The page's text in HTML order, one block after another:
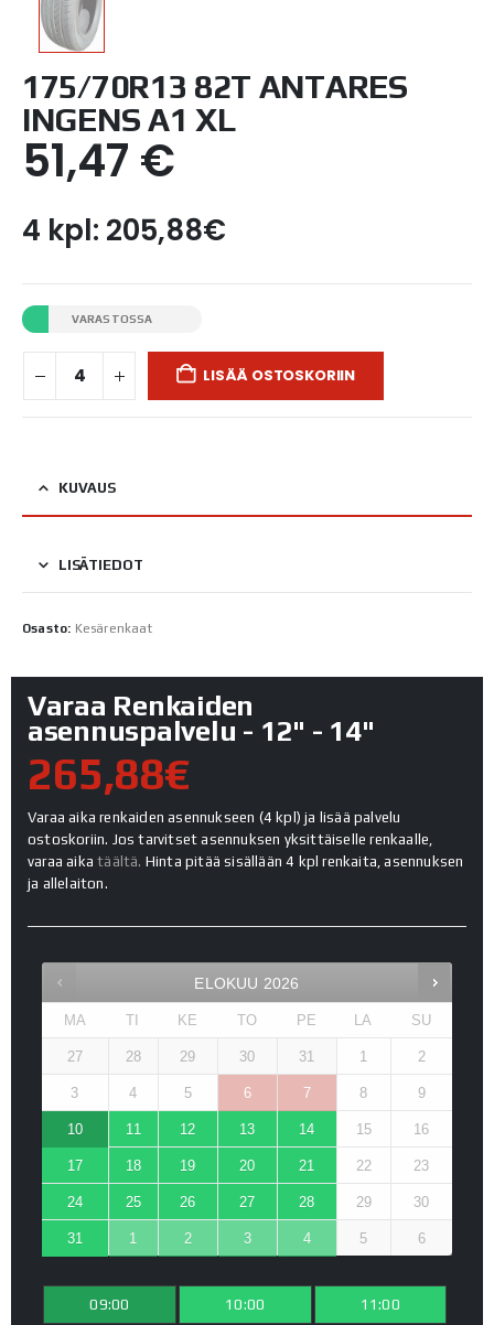
175/70R13 82T ANTARES
INGENS A1 XL
51,47 €
4 kpl: 205,88€
VARASTOSSA
LISÄÄ OSTOSKORIIN
KUVAUS
LISÄTIEDOT
Osasto: Kesärenkaat
Varaa Renkaiden
asennuspalvelu - 12" - 14"
265,88€
Varaa aika renkaiden asennukseen (4 kpl) ja lisää palvelu
ostoskoriin. Jos tarvitset asennuksen yksittäiselle renkaalle,
varaa aikatäältä. Hinta pitää sisällään 4 kpl renkaita, asennuksen
ja allelaiton.
ELOKUU 2026
MA TI KE TO PE LA SU
27 28 29 30 31 1 2
3 4 5 6 7 8 9
10 11 12 13 14 15 16
17 18 19 20 21 22 23
24 25 26 27 28 29 30
31 1 2 3 4 5 6
09:00 10:00 11:00